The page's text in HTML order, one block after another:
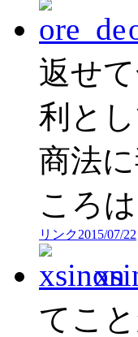
返せ
利と
商法
ころ
リンク2015/07/22
てこと